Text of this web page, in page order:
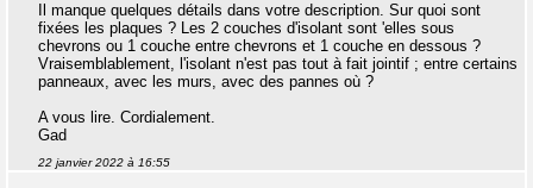
Il manque quelques détails dans votre description. Sur quoi sont
fixées les plaques ? Les 2 couches d'isolant sont 'elles sous
chevrons ou 1 couche entre chevrons et 1 couche en dessous ?
Vraisemblablement, l'isolant n'est pas tout à fait jointif ; entre certains
panneaux, avec les murs, avec des pannes où ?
A vous lire. Cordialement.
Gad
22 janvier 2022 à 16:55